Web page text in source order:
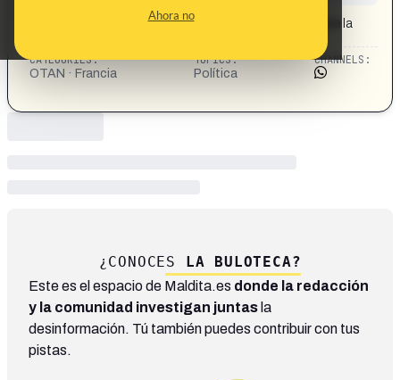
Ahora no
Vicepresidenta de la Asamblea Nacional de Francia pide la
CATEGORIES:
OTAN · Francia
TOPICS:
Política
CHANNELS:
¿CONOCES LA BULOTECA?
Este es el espacio de Maldita.es donde la redacción
y la comunidad investigan juntas la
desinformación. Tú también puedes contribuir con tus
pistas.